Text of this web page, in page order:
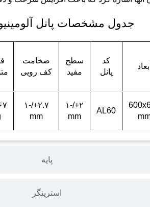
پایه
استرینگر
جدول مشخصات پانل
ابعاد
کد
پانل
سطح
مفید
ضخامت
کف رویی
AL60
۲+/-۱
mm
۲.۷+/-۱
mm